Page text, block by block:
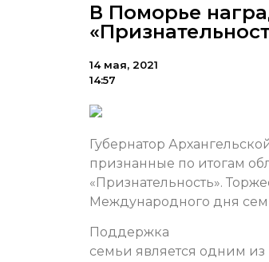
В Поморье
14 мая, 2021
14:57
Губернатор
признанные по итогам
«Признательность».
Международного дня
Поддержка
семьи является одним